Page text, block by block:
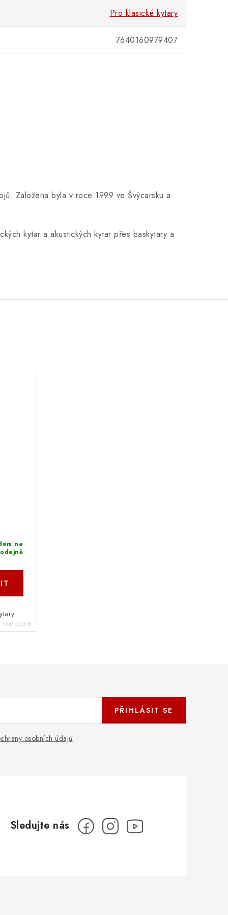
Pro klasické kytary
7640160979407
Založena byla v roce 1999 ve Švýcarsku a
kytar a akustických kytar přes baskytary a
na
Kód: 400178
osobních údajů
PŘIHLÁSIT SE